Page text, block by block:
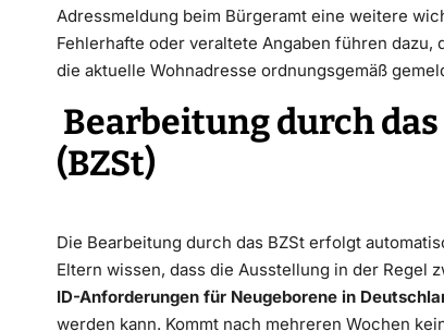
Adressmeldung beim Bürgeramt eine weitere
Fehlerhafte oder veraltete Angaben führen
die aktuelle Wohnadresse ordnungsgemäß
Bearbeitung durch
(BZSt)
Die Bearbeitung durch das BZSt erfolgt
Eltern wissen, dass die Ausstellung in der Regel
ID-Anforderungen für Neugeborene in
werden kann. Kommt nach mehreren Wochen